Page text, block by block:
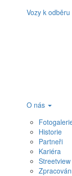
Vozy k odběru
O nás
Historie
Partneři
Kariéra
Streetview